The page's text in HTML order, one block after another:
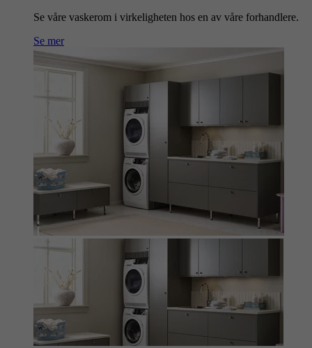
Se våre vaskerom i virkeligheten hos en av våre forhandlere.
Se mer